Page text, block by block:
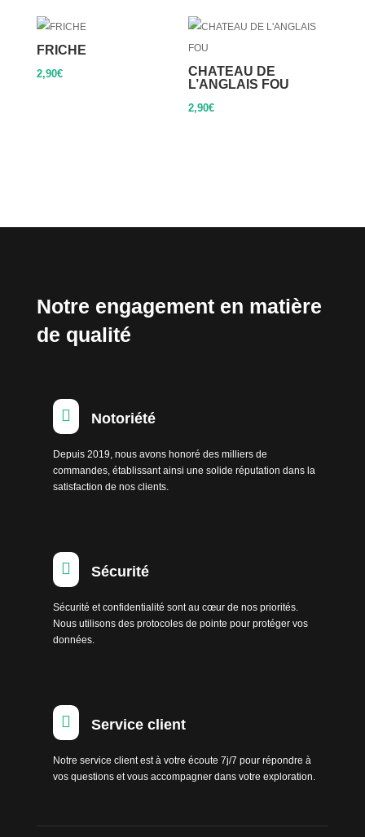
FRICHE
2,90€
CHATEAU DE
L’ANGLAIS FOU
2,90€
Notre engagement en matière
de qualité
 Notoriété
Depuis 2019, nous avons honoré des milliers de
commandes, établissant ainsi une solide réputation dans la
satisfaction de nos clients.
 Sécurité
Sécurité et confidentialité sont au cœur de nos priorités.
Nous utilisons des protocoles de pointe pour protéger vos
données.
 Service client
Notre service client est à votre écoute 7j/7 pour répondre à
vos questions et vous accompagner dans votre exploration.